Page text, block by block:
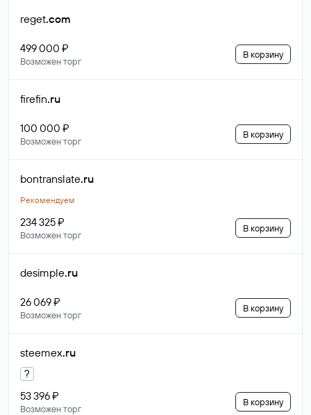
reget.com
499 000 ₽
Возможен торг
В корзину
firefin.ru
100 000 ₽
Возможен торг
В корзину
bontranslate.ru
Рекомендуем
234 325 ₽
Возможен торг
В корзину
desimple.ru
26 069 ₽
Возможен торг
В корзину
steemex.ru
?
53 396 ₽
Возможен торг
В корзину